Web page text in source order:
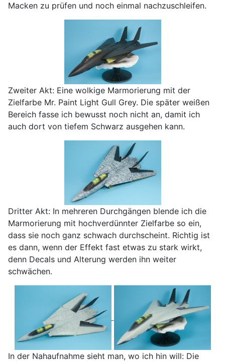
Macken zu prüfen und noch einmal nachzuschleifen.
Zweiter Akt: Eine wolkige Marmorierung mit der
Zielfarbe Mr. Paint Light Gull Grey. Die später weißen
Bereich fasse ich bewusst noch nicht an, damit ich
auch dort von tiefem Schwarz ausgehen kann.
Dritter Akt: In mehreren Durchgängen blende ich die
Marmorierung mit hochverdünnter Zielfarbe so ein,
dass sie noch ganz schwach durchscheint. Richtig ist
es dann, wenn der Effekt fast etwas zu stark wirkt,
denn Decals und Alterung werden ihn weiter
schwächen.
In der Nahaufnahme sieht man, wo ich hin will: Die